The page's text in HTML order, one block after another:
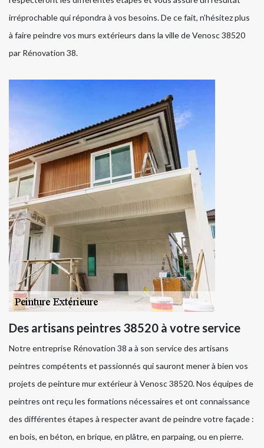
irréprochable qui répondra à vos besoins. De ce fait, n’hésitez plus
à faire peindre vos murs extérieurs dans la ville de Venosc 38520
par Rénovation 38.
Des artisans peintres 38520 à votre service
Notre entreprise Rénovation 38 a à son service des artisans
peintres compétents et passionnés qui sauront mener à bien vos
projets de peinture mur extérieur à Venosc 38520. Nos équipes de
peintres ont reçu les formations nécessaires et ont connaissance
des différentes étapes à respecter avant de peindre votre façade :
en bois, en béton, en brique, en plâtre, en parpaing, ou en pierre.